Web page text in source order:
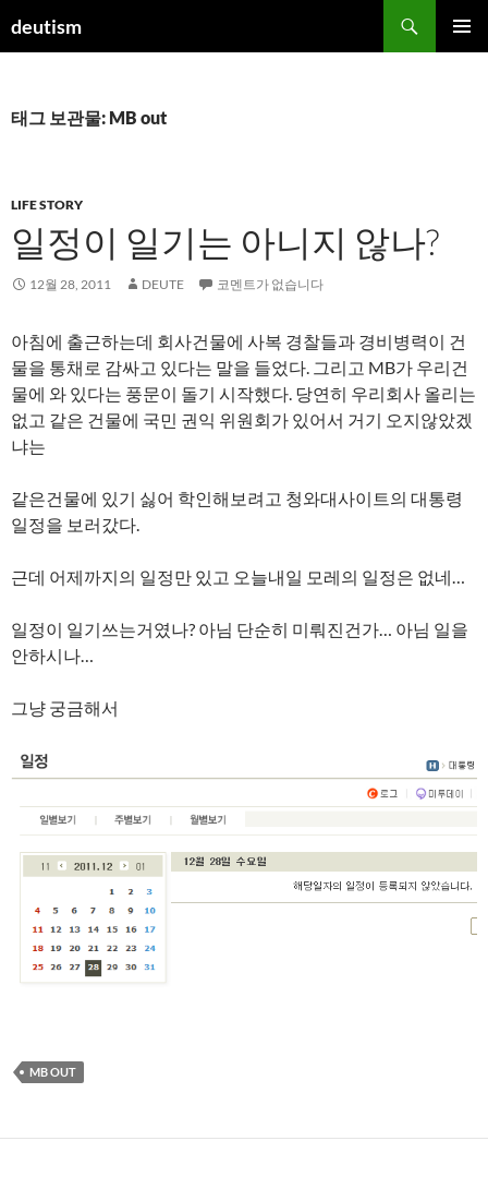
텐
건
deutism
색
태그 보관물: MB out
LIFE STORY
일정이 일기는 아니지 않나?
12월 28, 2011 DEUTE 코멘트가 없습니다
아침에 출근하는데 회사건물에 사복 경찰들과 경비병력이 건
물을 통채로 감싸고 있다는 말을 들었다. 그리고 MB가 우리건
물에 와 있다는 풍문이 돌기 시작했다. 당연히 우리회사 올리는
없고 같은 건물에 국민 권익 위원회가 있어서 거기 오지않았겠
냐는
같은건물에 있기 싫어 학인해보려고 청와대사이트의 대통령
일정을 보러갔다.
근데 어제까지의 일정만 있고 오늘내일 모레의 일정은 없네…
일정이 일기쓰는거였나? 아님 단순히 미뤄진건가… 아님 일을
안하시나…
그냥 궁금해서
MB OUT